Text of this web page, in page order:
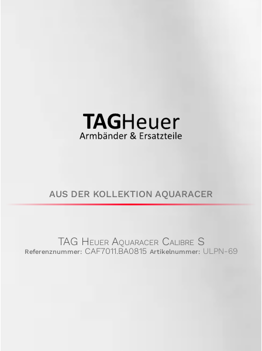
AUS DER KOLLEKTION AQUARACER
TAG Heuer Aquaracer Calibre S
Referenznummer: CAF7011.BA0815 Artikelnummer:ULPN-69